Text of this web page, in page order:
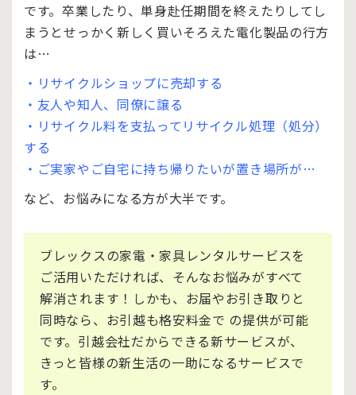
です。卒業したり、単身赴任期間を終えたりしてし
まうとせっかく新しく買いそろえた電化製品の行方
は…
・リサイクルショップに売却する
・友人や知人、同僚に譲る
・リサイクル料を支払ってリサイクル処理（処分）
する
・ご実家やご自宅に持ち帰りたいが置き場所が…
など、お悩みになる方が大半です。
ブレックスの家電・家具レンタルサービスを
ご活用いただければ、そんなお悩みがすべて
解消されます！しかも、お届やお引き取りと
同時なら、お引越も格安料金で の提供が可能
です。引越会社だからできる新サービスが、
きっと皆様の新生活の一助になるサービスで
す。